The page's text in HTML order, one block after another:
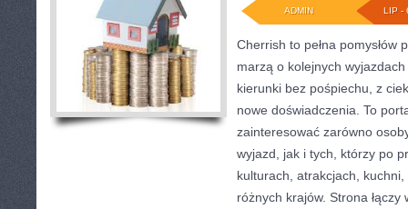
LIP -
ADMIN
Cherrish to pełna pomysłów
marzą o kolejnych
kierunki bez pośpiechu, z
nowe doświadczenia. To
zainteresować zarówno
wyjazd, jak i tych, którzy po
kulturach, atrakcjach,
różnych krajów. Strona